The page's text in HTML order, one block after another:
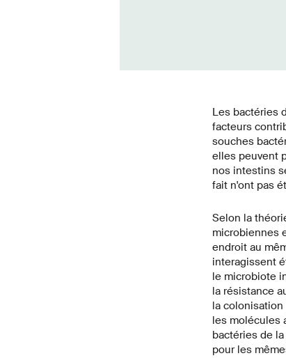
Les bactéries
facteurs
souches
elles peuvent
nos intestins
fait n'ont pas
Selon la
microbiennes
endroit au
interagissent
le microbiote
la résistance
la
les molécules
bactéries de
pour les